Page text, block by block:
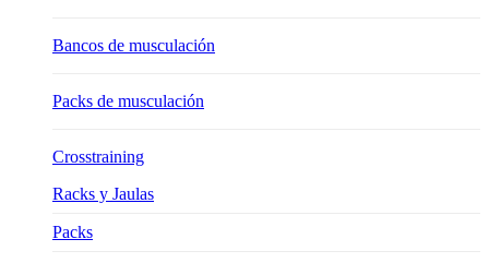
Bancos de musculación
Packs de musculación
Crosstraining
Racks y Jaulas
Packs